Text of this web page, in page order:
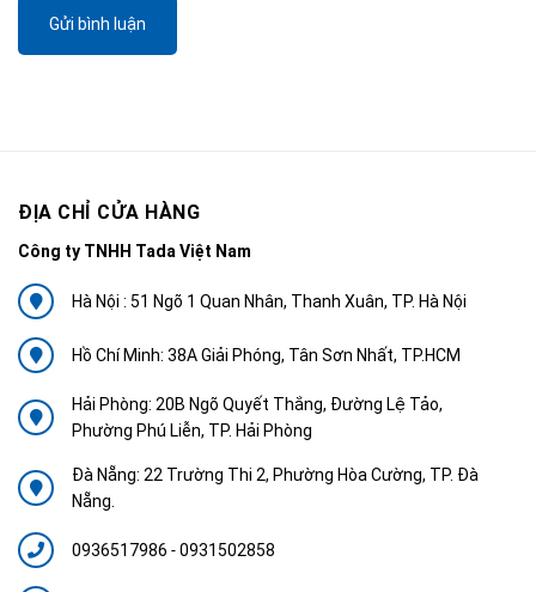
Gửi bình luận
ĐỊA CHỈ CỬA HÀNG
Công ty TNHH Tada Việt Nam
Hà Nội : 51 Ngõ 1 Quan Nhân, Thanh Xuân, TP. Hà Nội
Hồ Chí Minh: 38A Giải Phóng, Tân Sơn Nhất, TP.HCM
Hải Phòng: 20B Ngõ Quyết Thắng, Đường Lệ Tảo,
Phường Phú Liễn, TP. Hải Phòng
Đà Nẵng: 22 Trường Thi 2, Phường Hòa Cường, TP. Đà
Nẵng.
0936517986 -0931502858